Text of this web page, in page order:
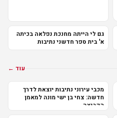
גם לי הייתה מחנכת נפלאה בכיתה
א' בית ספר חדשני נתיבות
עוד ←
מכבי עירוני נתיבות יוצאת לדרך
חדשה: צחי בן ישי מונה למאמן
הקבוצה